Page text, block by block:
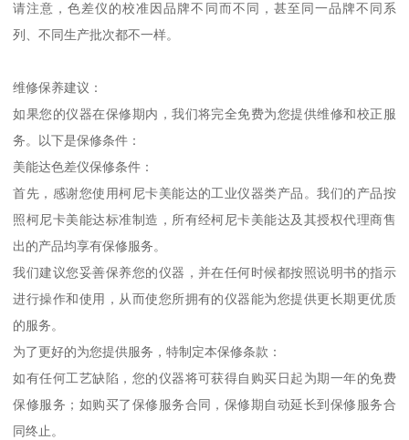
请注意，色差仪的校准因品牌不同而不同，甚至同一品牌不同系
列、不同生产批次都不一样。
维修保养建议：
如果您的仪器在保修期内，我们将完全免费为您提供维修和校正服
务。以下是保修条件：
美能达色差仪保修条件：
首先，感谢您使用柯尼卡美能达的工业仪器类产品。我们的产品按
照柯尼卡美能达标准制造，所有经柯尼卡美能达及其授权代理商售
出的产品均享有保修服务。
我们建议您妥善保养您的仪器，并在任何时候都按照说明书的指示
进行操作和使用，从而使您所拥有的仪器能为您提供更长期更优质
的服务。
为了更好的为您提供服务，特制定本保修条款：
如有任何工艺缺陷，您的仪器将可获得自购买日起为期一年的免费
保修服务；如购买了保修服务合同，保修期自动延长到保修服务合
同终止。